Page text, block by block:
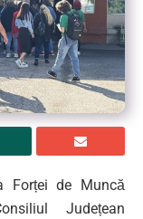
Forței de Muncă
Județean